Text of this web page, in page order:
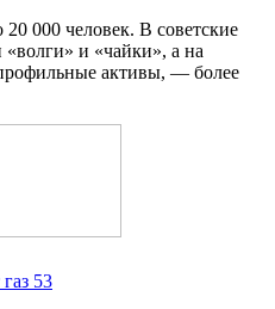
20 000 человек. В советские
«волги» и «чайки», а на
активы, — более
53